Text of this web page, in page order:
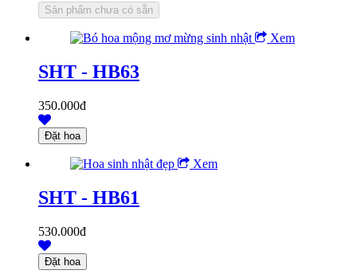
Xem
SHT - HB63
350.000đ
Xem
SHT - HB61
530.000đ